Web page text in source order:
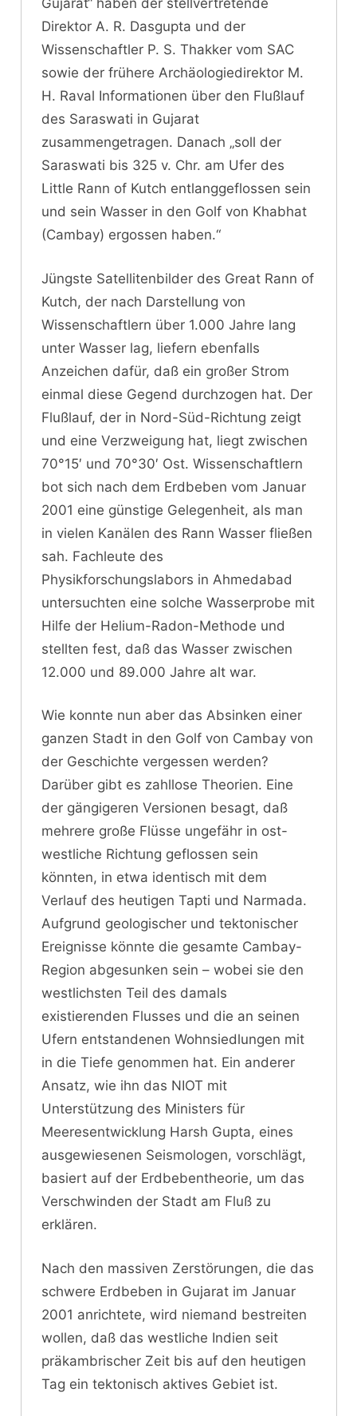
Gujarat“ haben der stellvertretende
Direktor A. R. Dasgupta und der
Wissenschaftler P. S. Thakker vom SAC
sowie der frühere Archäologiedirektor M.
H. Raval Informationen über den Flußlauf
des Saraswati in Gujarat
zusammengetragen. Danach „soll der
Saraswati bis 325 v. Chr. am Ufer des
Little Rann of Kutch entlanggeflossen sein
und sein Wasser in den Golf von Khabhat
(Cambay) ergossen haben.“
Jüngste Satellitenbilder des Great Rann of
Kutch, der nach Darstellung von
Wissenschaftlern über 1.000 Jahre lang
unter Wasser lag, liefern ebenfalls
Anzeichen dafür, daß ein großer Strom
einmal diese Gegend durchzogen hat. Der
Flußlauf, der in Nord-Süd-Richtung zeigt
und eine Verzweigung hat, liegt zwischen
70°15′ und 70°30′ Ost. Wissenschaftlern
bot sich nach dem Erdbeben vom Januar
2001 eine günstige Gelegenheit, als man
in vielen Kanälen des Rann Wasser fließen
sah. Fachleute des
Physikforschungslabors in Ahmedabad
untersuchten eine solche Wasserprobe mit
Hilfe der Helium-Radon-Methode und
stellten fest, daß das Wasser zwischen
12.000 und 89.000 Jahre alt war.
Wie konnte nun aber das Absinken einer
ganzen Stadt in den Golf von Cambay von
der Geschichte vergessen werden?
Darüber gibt es zahllose Theorien. Eine
der gängigeren Versionen besagt, daß
mehrere große Flüsse ungefähr in ost-
westliche Richtung geflossen sein
könnten, in etwa identisch mit dem
Verlauf des heutigen Tapti und Narmada.
Aufgrund geologischer und tektonischer
Ereignisse könnte die gesamte Cambay-
Region abgesunken sein – wobei sie den
westlichsten Teil des damals
existierenden Flusses und die an seinen
Ufern entstandenen Wohnsiedlungen mit
in die Tiefe genommen hat. Ein anderer
Ansatz, wie ihn das NIOT mit
Unterstützung des Ministers für
Meeresentwicklung Harsh Gupta, eines
ausgewiesenen Seismologen, vorschlägt,
basiert auf der Erdbebentheorie, um das
Verschwinden der Stadt am Fluß zu
erklären.
Nach den massiven Zerstörungen, die das
schwere Erdbeben in Gujarat im Januar
2001 anrichtete, wird niemand bestreiten
wollen, daß das westliche Indien seit
präkambrischer Zeit bis auf den heutigen
Tag ein tektonisch aktives Gebiet ist.